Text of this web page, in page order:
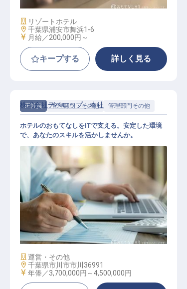
施設業態
リゾートホテル
勤務地
千葉県浦安市舞浜1-6
給与
月給／200,000円～
キープする 詳しく見る
正社員 管理部門・その他 管理部門その他
ホテル事業部 社内SE
株式会社デベロップ 本社
ホテルのおもてなしをITで支える。安定した環境
で、あなたのスキルを活かしませんか。
施設業態
運営・その他
勤務地
千葉県市川市市川36991
給与
年俸／3,700,000円～4,500,000円